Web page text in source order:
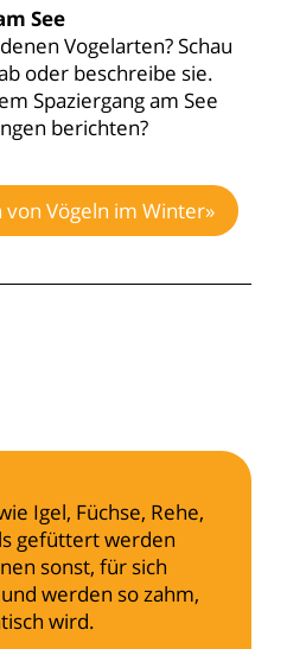
See
Vogelarten? Schau
oder beschreibe sie.
Spaziergang am See
berichten?
Vögeln im Winter»
Igel, Füchse, Rehe,
gefüttert werden
sonst, für sich
werden so zahm,
wird.